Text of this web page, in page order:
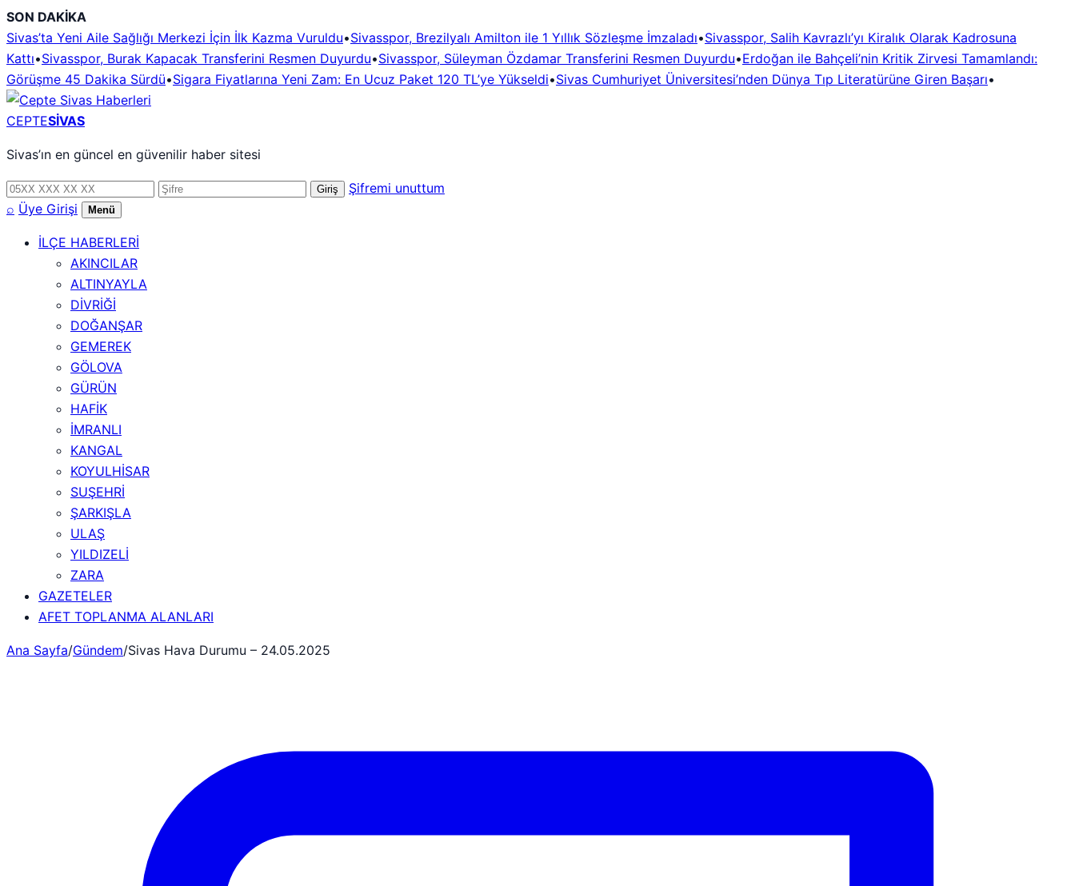
İçeriğe
geç
SON DAKİKA
Sivas’ta Yeni Aile Sağlığı Merkezi İçin İlk Kazma Vuruldu•Sivasspor, Brezilyalı Amilton ile 1 Yıllık Sözleşme İmzaladı•Sivasspor, Salih Kavrazlı’yı Kiralık Olarak Kadrosuna
Kattı•Sivasspor, Burak Kapacak Transferini Resmen Duyurdu•Sivasspor, Süleyman Özdamar Transferini Resmen Duyurdu•Erdoğan ile Bahçeli’nin Kritik Zirvesi Tamamlandı:
Görüşme 45 Dakika Sürdü•Sigara Fiyatlarına Yeni Zam: En Ucuz Paket 120 TL’ye Yükseldi•Sivas Cumhuriyet Üniversitesi’nden Dünya Tıp Literatürüne Giren Başarı•
CEPTESİVAS
Sivas’ın en güncel en güvenilir haber sitesi
Telefon
numarası
Şifre Giriş
Şifremi unuttum
⌕ Üye Girişi Menü
İLÇE HABERLERİ
AKINCILAR
ALTINYAYLA
DİVRİĞİ
DOĞANŞAR
GEMEREK
GÖLOVA
GÜRÜN
HAFİK
İMRANLI
KANGAL
KOYULHİSAR
SUŞEHRİ
ŞARKIŞLA
ULAŞ
YILDIZELİ
ZARA
GAZETELER
AFET TOPLANMA ALANLARI
Ana Sayfa/Gündem/Sivas Hava Durumu – 24.05.2025